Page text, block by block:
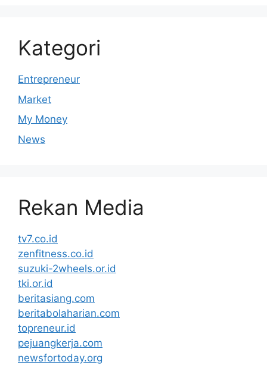
Kategori
Entrepreneur
Market
My Money
News
Rekan Media
tv7.co.id
zenfitness.co.id
suzuki-2wheels.or.id
tki.or.id
beritasiang.com
beritabolaharian.com
topreneur.id
pejuangkerja.com
newsfortoday.org